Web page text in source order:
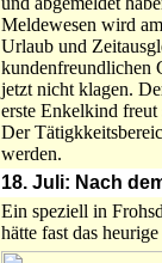
Meldewesen wird
Urlaub und
kundenfreundlichen
jetzt nicht klagen.
erste Enkelkind
Der
werden.
18. Juli: Nach
Ein speziell in
hätte fast das